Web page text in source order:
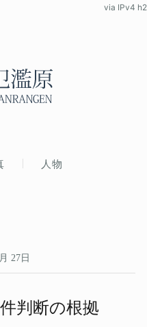
人物
via IPv4 h2
27日
判断の​根拠